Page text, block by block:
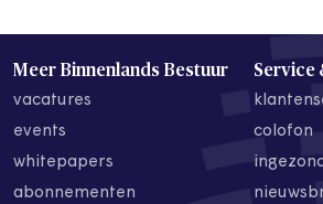
Meer Binnenlands Bestuur
vacatures
events
whitepapers
abonnementen
Service
colofon